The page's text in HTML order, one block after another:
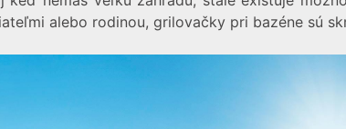
alebo rodinou, grilovačky pri bazéne sú